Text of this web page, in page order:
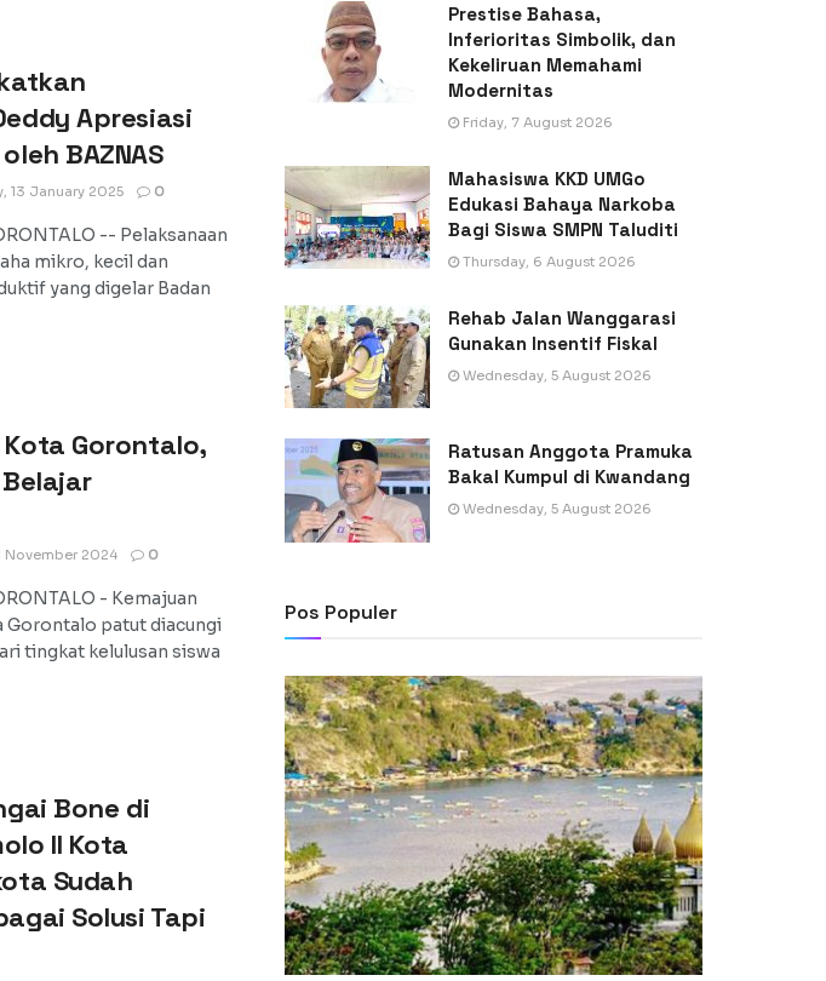
Apresiasi
BAZNAS
13 January 2025 0
-- Pelaksanaan
mikro, kecil dan
yang digelar Badan
Kota Gorontalo,
Belajar
November 2024 0
- Kemajuan
Gorontalo patut diacungi
tingkat kelulusan siswa
Bone di
II Kota
Sudah
Solusi Tapi
Prestise Bahasa,
Inferioritas Simbolik, dan
Kekeliruan Memahami
Modernitas
Friday, 7 August 2026
Mahasiswa KKD UMGo
Edukasi Bahaya Narkoba
Bagi Siswa SMPN Taluditi
Thursday, 6 August 2026
Rehab Jalan Wanggarasi
Gunakan Insentif Fiskal
Wednesday, 5 August 2026
Ratusan Anggota Pramuka
Bakal Kumpul di Kwandang
Wednesday, 5 August 2026
Pos Populer